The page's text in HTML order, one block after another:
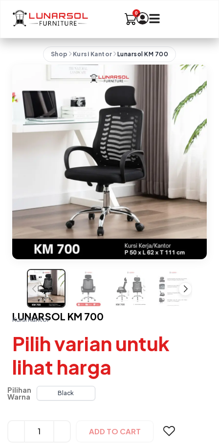
Shop Kursi Kantor Lunarsol KM 700
LUNARSOL KM 700
Kursi Kantor
Pilih varian untuk
lihat harga
Pilihan
Warna Black
ADD TO CART
Alternative: